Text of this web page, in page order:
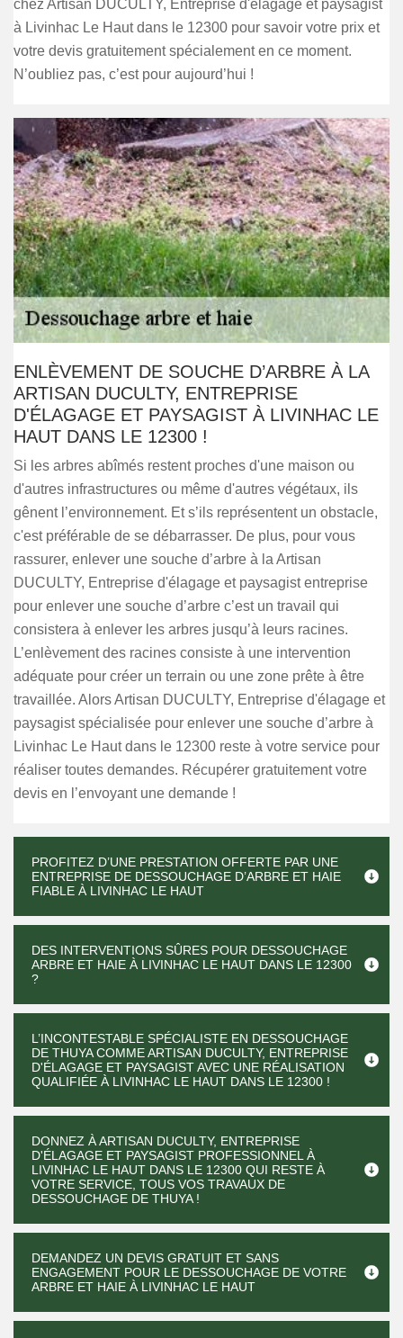
chez Artisan DUCULTY, Entreprise d'élagage et paysagist
à Livinhac Le Haut dans le 12300 pour savoir votre prix et
votre devis gratuitement spécialement en ce moment.
N’oubliez pas, c’est pour aujourd’hui !
ENLÈVEMENT DE SOUCHE D’ARBRE À LA
ARTISAN DUCULTY, ENTREPRISE
D'ÉLAGAGE ET PAYSAGIST À LIVINHAC LE
HAUT DANS LE 12300 !
Si les arbres abîmés restent proches d'une maison ou
d'autres infrastructures ou même d'autres végétaux, ils
gênent l’environnement. Et s’ils représentent un obstacle,
c'est préférable de se débarrasser. De plus, pour vous
rassurer, enlever une souche d’arbre à la Artisan
DUCULTY, Entreprise d'élagage et paysagist entreprise
pour enlever une souche d’arbre c’est un travail qui
consistera à enlever les arbres jusqu’à leurs racines.
L’enlèvement des racines consiste à une intervention
adéquate pour créer un terrain ou une zone prête à être
travaillée. Alors Artisan DUCULTY, Entreprise d'élagage et
paysagist spécialisée pour enlever une souche d’arbre à
Livinhac Le Haut dans le 12300 reste à votre service pour
réaliser toutes demandes. Récupérer gratuitement votre
devis en l’envoyant une demande !
PROFITEZ D’UNE PRESTATION OFFERTE PAR UNE
ENTREPRISE DE DESSOUCHAGE D’ARBRE ET HAIE
FIABLE À LIVINHAC LE HAUT
DES INTERVENTIONS SÛRES POUR DESSOUCHAGE
ARBRE ET HAIE À LIVINHAC LE HAUT DANS LE 12300
?
L’INCONTESTABLE SPÉCIALISTE EN DESSOUCHAGE
DE THUYA COMME ARTISAN DUCULTY, ENTREPRISE
D'ÉLAGAGE ET PAYSAGIST AVEC UNE RÉALISATION
QUALIFIÉE À LIVINHAC LE HAUT DANS LE 12300 !
DONNEZ À ARTISAN DUCULTY, ENTREPRISE
D'ÉLAGAGE ET PAYSAGIST PROFESSIONNEL À
LIVINHAC LE HAUT DANS LE 12300 QUI RESTE À
VOTRE SERVICE, TOUS VOS TRAVAUX DE
DESSOUCHAGE DE THUYA !
DEMANDEZ UN DEVIS GRATUIT ET SANS
ENGAGEMENT POUR LE DESSOUCHAGE DE VOTRE
ARBRE ET HAIE À LIVINHAC LE HAUT